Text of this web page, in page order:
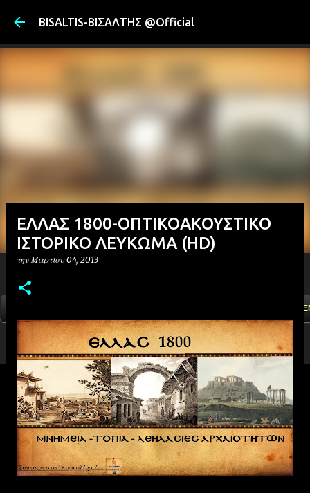
BISALTIS-ΒΙΣΑΛΤΗΣ @Official
ΕΛΛΑΣ 1800-ΟΠΤΙΚΟΑΚΟΥΣΤΙΚΟ
ΙΣΤΟΡΙΚΟ ΛΕΥΚΩΜΑ (HD)
την Μαρτίου 04, 2013